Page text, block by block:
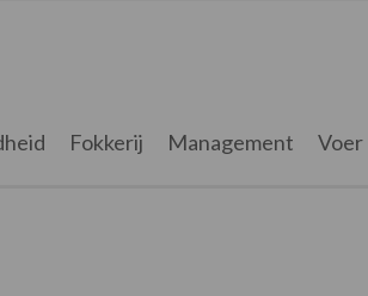
Fokkerij Management Voer